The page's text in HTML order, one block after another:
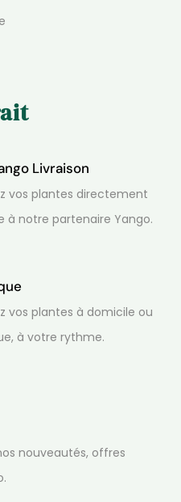
Livraison
vos plantes directement
à notre partenaire Yango.
vos plantes à domicile ou
à votre rythme.
nouveautés, offres